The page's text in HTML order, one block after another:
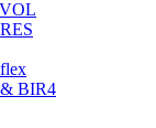
& BIR4